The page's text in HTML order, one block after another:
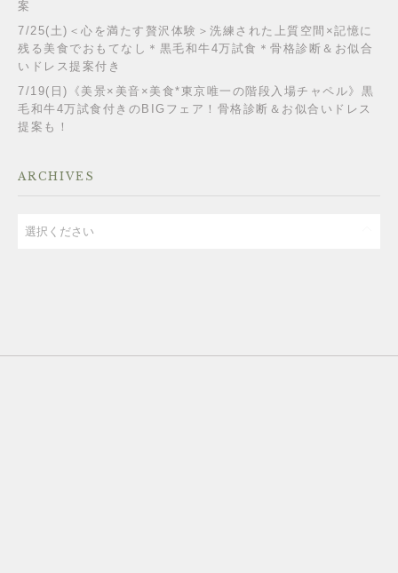
案
7/25(土)＜心を満たす贅沢体験＞洗練された上質空間×記憶に
残る美食でおもてなし＊黒毛和牛4万試食＊骨格診断＆お似合
いドレス提案付き
7/19(日)《美景×美音×美食*東京唯一の階段入場チャペル》黒
毛和牛4万試食付きのBIGフェア！骨格診断＆お似合いドレス
提案も！
ARCHIVES